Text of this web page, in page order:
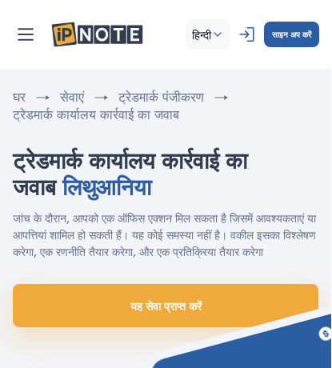
हिन्दी साइन अप करें
घर सेवाएं
ट्रेडमार्क पंजीकरण
ट्रेडमार्क कार्यालय कार्रवाई का जवाब
ट्रेडमार्क कार्यालय कार्रवाई का
जवाब लिथुआनिया
जांच के दौरान, आपको एक ऑफिस एक्शन मिल सकता है जिसमें आवश्यकताएं या
आपत्तियां शामिल हो सकती हैं। यह कोई समस्या नहीं है। वकील इसका विश्लेषण
करेगा, एक रणनीति तैयार करेगा, और एक प्रतिक्रिया तैयार करेगा
यह सेवा प्राप्त करें